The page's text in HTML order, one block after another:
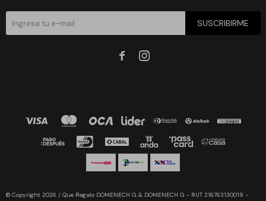
SUSCRIBIRME
 
© Copyright 2026 / Que Regalo DOMENECH G & DOMENECH G - RUT 216763130019 -